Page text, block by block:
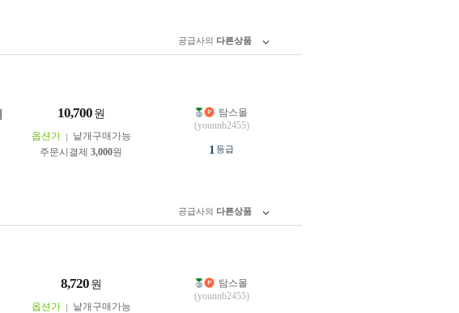
공급사의 다른상품
10,700 원
옵션가
낱개구매가능
주문시결제 3,000원
탐스몰
(younnb2455)
1 등급
공급사의 다른상품
8,720 원
옵션가
낱개구매가능
탐스몰
(younnb2455)